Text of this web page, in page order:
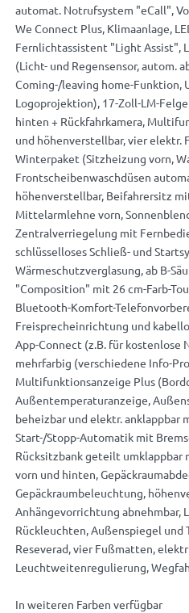
automat. Notrufsystem "eCall",
We Connect Plus, Klimaanlage,
Fernlichtassistent "Light Assist",
(Licht- und Regensensor, autom.
Coming-/leaving home-
Logoprojektion), 17-Zoll-LM-
hinten + Rückfahrkamera,
und höhenverstellbar, vier elektr.
Winterpaket (Sitzheizung vorn,
Frontscheibenwaschdüsen
höhenverstellbar, Beifahrersitz
Mittelarmlehne vorn,
Zentralverriegelung mit
schlüsselloses Schließ- und
Wärmeschutzverglasung, ab B-
"Composition" mit 26 cm-Farb-
Bluetooth-Komfort-
Freisprecheinrichtung und
App-Connect (z.B. für kostenlose
mehrfarbig (verschiedene Info-
Multifunktionsanzeige Plus
Außentemperaturanzeige,
beheizbar und elektr. anklappbar
Start-/Stopp-Automatik mit
Rücksitzbank geteilt
vorn und hinten,
Gepäckraumbeleuchtung,
Anhängevorrichtung abnehmbar,
Rückleuchten, Außenspiegel
Reseverad, vier Fußmatten,
Leuchtweitenregulierung,
In weiteren Farben verfügbar